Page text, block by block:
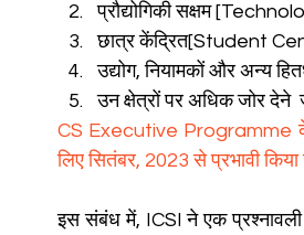
प्रौद्योगिकी सक्षम
छात्र केंद्रित[Student
उद्योग, नियामकों और अन्य
उन क्षेत्रों पर अधिक जोर
CS Executive Programme
लिए सितंबर, 2023 से प्रभावी किया
इस संबंध में, ICSI ने एक प्रश्नावली